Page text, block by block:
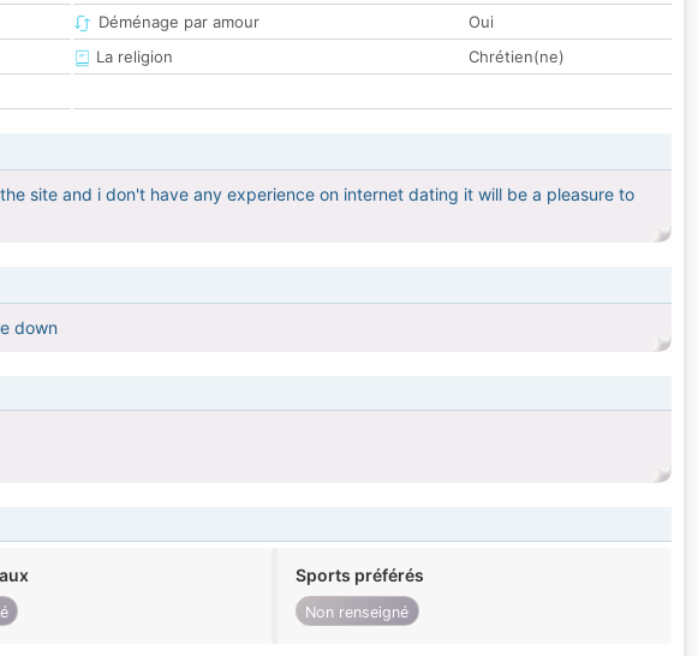
Déménage par amour
Oui
La religion
Chrétien(ne)
site and i don't have any experience on internet dating it will be a pleasure to
down
Sports préférés
Non renseigné